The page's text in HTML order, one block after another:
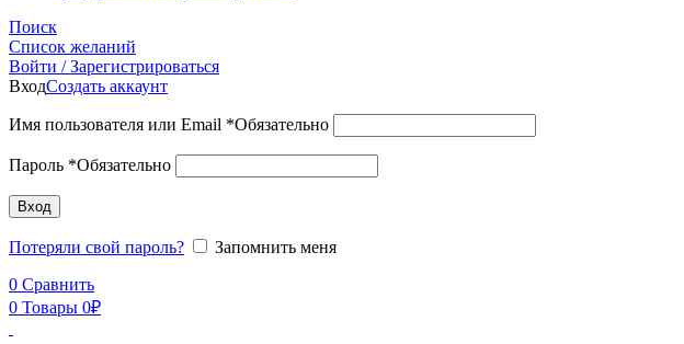
Поиск
Список желаний
Войти / Зарегистрироваться
ВходСоздать аккаунт
Имя пользователя или Email *Обязательно
Пароль *Обязательно
Вход
Потеряли свой пароль?
Запомнить меня
0 Сравнить
0 Товары 0₽